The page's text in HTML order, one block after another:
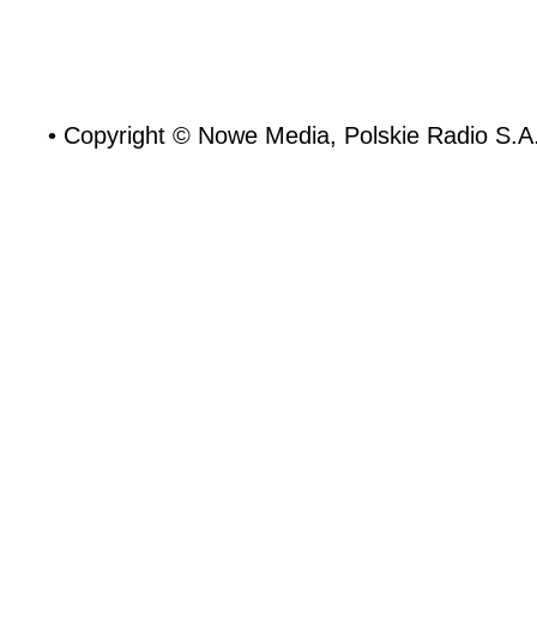
• Copyright © Nowe Media, Polskie Radio